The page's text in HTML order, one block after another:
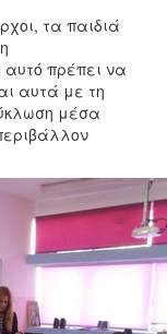
τα παιδιά
αυτό πρέπει να
αυτά με τη
μέσα